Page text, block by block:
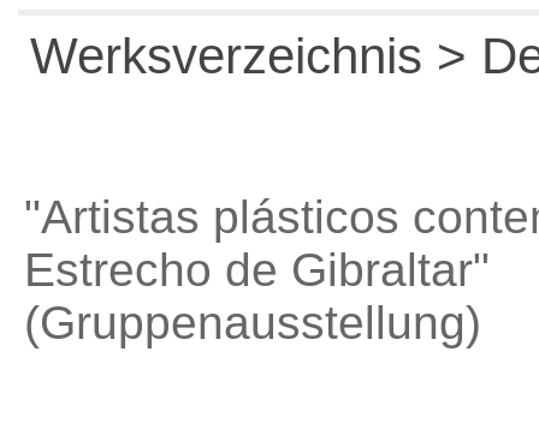
Werksverzeichnis >
"Artistas plásticos
Estrecho de Gibraltar"
(Gruppenausstellung)